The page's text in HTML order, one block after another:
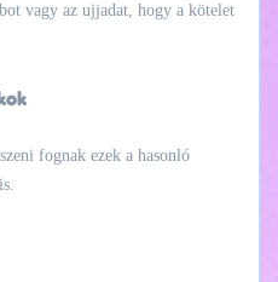
vagy az ujjadat, hogy a kötelet
fognak ezek a hasonló